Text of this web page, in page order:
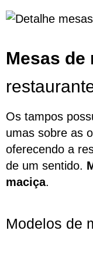
Mesas de
Os tampos
umas sobre as
oferecendo a
de um sentido.
maciça.
Modelos de